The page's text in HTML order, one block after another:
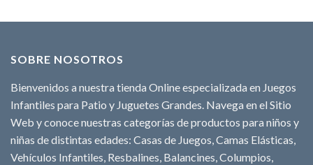
SOBRE NOSOTROS
Bienvenidos a nuestra tienda Online especializada en Juegos
Infantiles para Patio y Juguetes Grandes. Navega en el Sitio
Web y conoce nuestras categorías de productos para niños y
niñas de distintas edades: Casas de Juegos, Camas Elásticas,
Vehículos Infantiles, Resbalines, Balancines, Columpios,